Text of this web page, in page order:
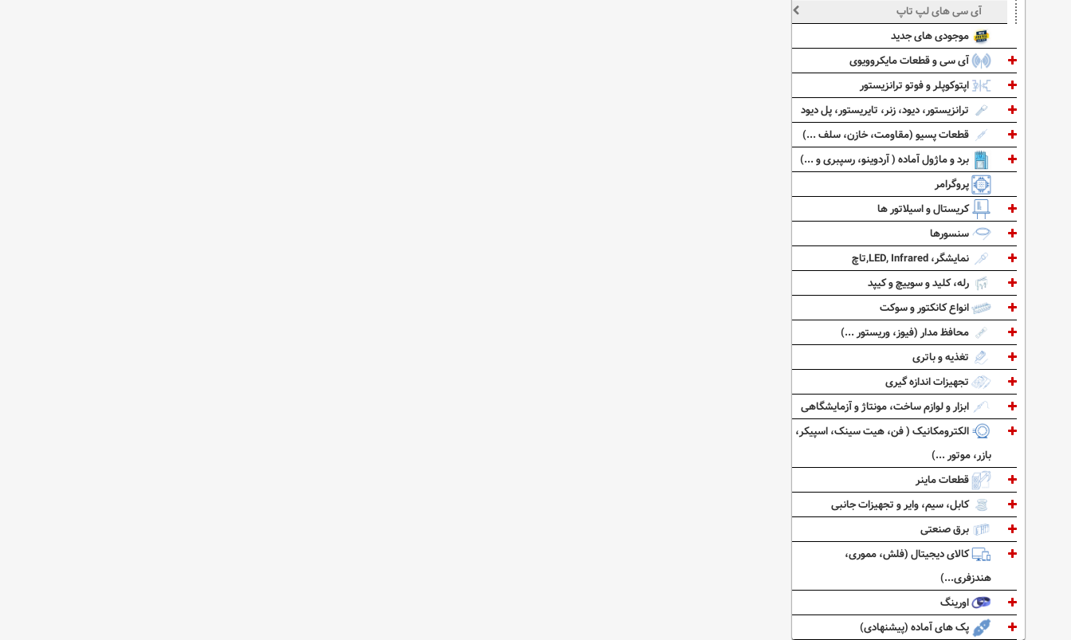
آی سی های لپ تاپ
موجودی های جدید
آی سی و قطعات مایکروویوی
اپتوکوپلر و فوتو ترانزیستور
ترانزیستور، دیود، زنر، تایریستور، پل دیود
قطعات پسیو (مقاومت، خازن، سلف ...)
برد و ماژول آماده ( آردوینو، رسپبری و ...)
پروگرامر
کریستال و اسیلاتور ها
سنسورها
نمایشگر، LED, Infrared,تاچ
رله، کلید و سوییچ و کیپد
انواع کانکتور و سوکت
محافظ مدار (فیوز، وریستور ...)
تغذیه و باتری
تجهیزات اندازه گیری
ابزار و لوازم ساخت، مونتاژ و آزمایشگاهی
الکترومکانیک ( فن، هیت سینک، اسپیکر،
بازر، موتور ...)
قطعات ماینر
کابل، سیم، وایر و تجهیزات جانبی
برق صنعتی
کالای دیجیتال (فلش، مموری،
هندزفری...)
اورینگ
پک های آماده (پیشنهادی)